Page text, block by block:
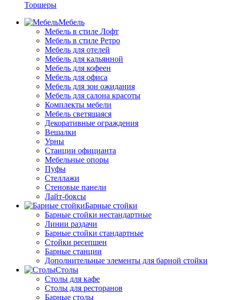
Торшеры
Мебель
Мебель в стиле Лофт
Мебель в стиле Ретро
Мебель для отелей
Мебель для кальянной
Мебель для кофеен
Мебель для офиса
Мебель для зон ожидания
Мебель для салона красоты
Комплекты мебели
Мебель светящаяся
Декоративные ограждения
Вешалки
Урны
Станции официанта
Мебельные опоры
Пуфы
Стеллажи
Стеновые панели
Лайт-боксы
Барные стойки
Барные стойки нестандартные
Линии раздачи
Барные стойки стандартные
Стойки ресепшен
Барные станции
Дополнительные элементы для барной стойки
Столы
Столы для кафе
Столы для ресторанов
Барные столы